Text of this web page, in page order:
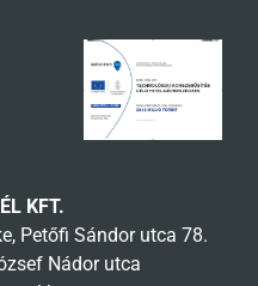
KFT.
Petőfi Sándor utca 78.
Nádor utca